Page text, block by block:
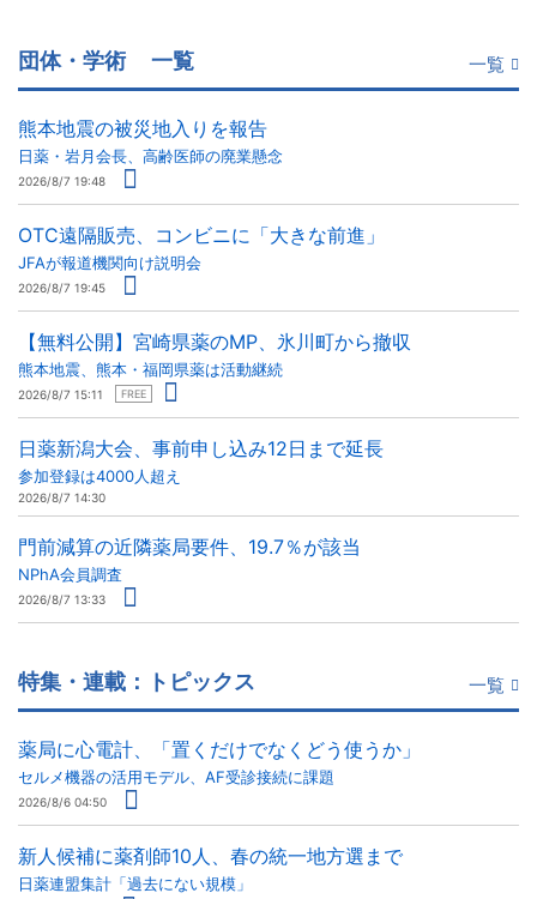
団体・学術 一覧 一覧
熊本地震の被災地入りを報告
日薬・岩月会長、高齢医師の廃業懸念
2026/8/7 19:48
OTC遠隔販売、コンビニに「大きな前進」
JFAが報道機関向け説明会
2026/8/7 19:45
【無料公開】宮崎県薬のMP、氷川町から撤収
熊本地震、熊本・福岡県薬は活動継続
2026/8/7 15:11 FREE
日薬新潟大会、事前申し込み12日まで延長
参加登録は4000人超え
2026/8/7 14:30
門前減算の近隣薬局要件、19.7％が該当
NPhA会員調査
2026/8/7 13:33
特集・連載：トピックス 一覧
薬局に心電計、「置くだけでなくどう使うか」
セルメ機器の活用モデル、AF受診接続に課題
2026/8/6 04:50
新人候補に薬剤師10人、春の統一地方選まで
日薬連盟集計「過去にない規模」